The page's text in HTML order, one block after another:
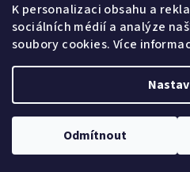
K personalizaci obsahu a
sociálních médií a analýze
soubory cookies. Více
Odmítnout
Sledovat na
Upravit
Vytvořil